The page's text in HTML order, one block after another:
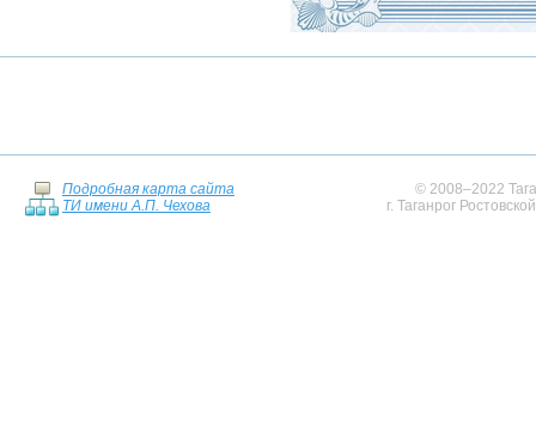
Подробная карта сайта
ТИ имени А.П. Чехова
© 2008–2022
г. Таганрог